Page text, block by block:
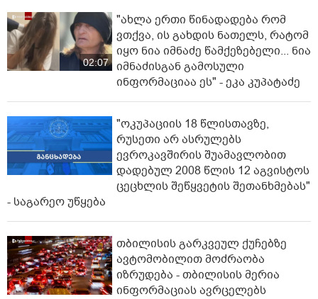
02:07
"ახლა ერთი წინადადება რომ
ვთქვა, ის გახდის ნათელს, რატომ
იყო ნია იმნაძე წამქეზებელი... ნია
იმნაძისგან გამოსული
ინფორმაციაა ეს" - ეკა კუპატაძე
"ოკუპაციის 18 წლისთავზე,
რუსეთი არ ასრულებს
ევროკავშირის შუამავლობით
დადებულ 2008 წლის 12 აგვისტოს
ცეცხლის შეწყვეტის შეთანხმებას"
- საგარეო უწყება
თბილისის გარკვეულ ქუჩებზე
ავტომობილით მოძრაობა
იზრუდება - თბილისის მერია
ინფორმაციას ავრცელებს